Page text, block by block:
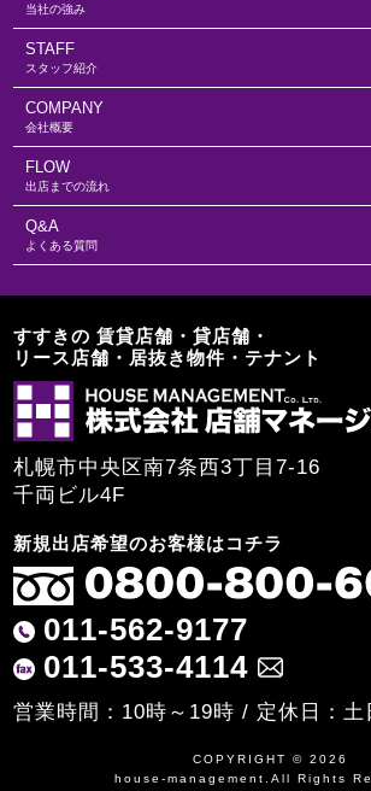
当社の強み
スタッフ紹介
STAFF
会社概要
COMPANY
出店までの流れ
FLOW
よくある質問
Q&A
すすきの 賃貸店舗・貸店舗・
リース店舗・居抜き物件・テナント
札幌市中央区南7条西3丁目7-16
千両ビル4F
新規出店希望のお客様はコチラ
011-562-9177
011-533-4114
営業時間：10時～19時 / 定休日：土
COPYRIGHT © 2026
house-management.All Rights